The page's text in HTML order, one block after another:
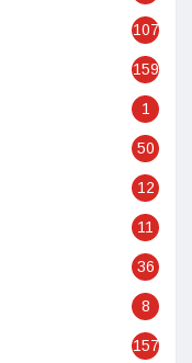
107
159
1
50
12
11
36
8
157